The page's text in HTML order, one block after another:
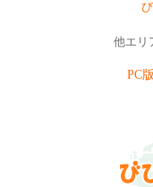
他エリ
PC版